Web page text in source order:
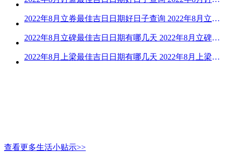
2022年8月立券最佳吉日日期好日子查询 2022年8月立券的黄道吉日一览
2022年8月立碑最佳吉日日期有哪几天 2022年8月立碑吉日查询
2022年8月上梁最佳吉日日期有哪几天 2022年8月上梁的黄道吉日
查看更多生活小贴示>>